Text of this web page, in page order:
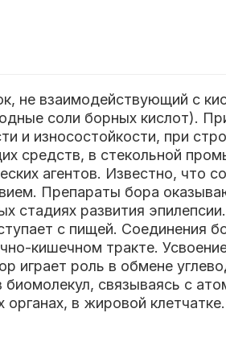
не взаимодействующий с
соли борных кислот).
и износостойкости, при
средств, в стекольной
агентов. Известно, что
Препараты бора
стадиях развития
с пищей. Соединения
кишечном тракте.
играет роль в обмене
связываясь с
в жировой клетчатке.